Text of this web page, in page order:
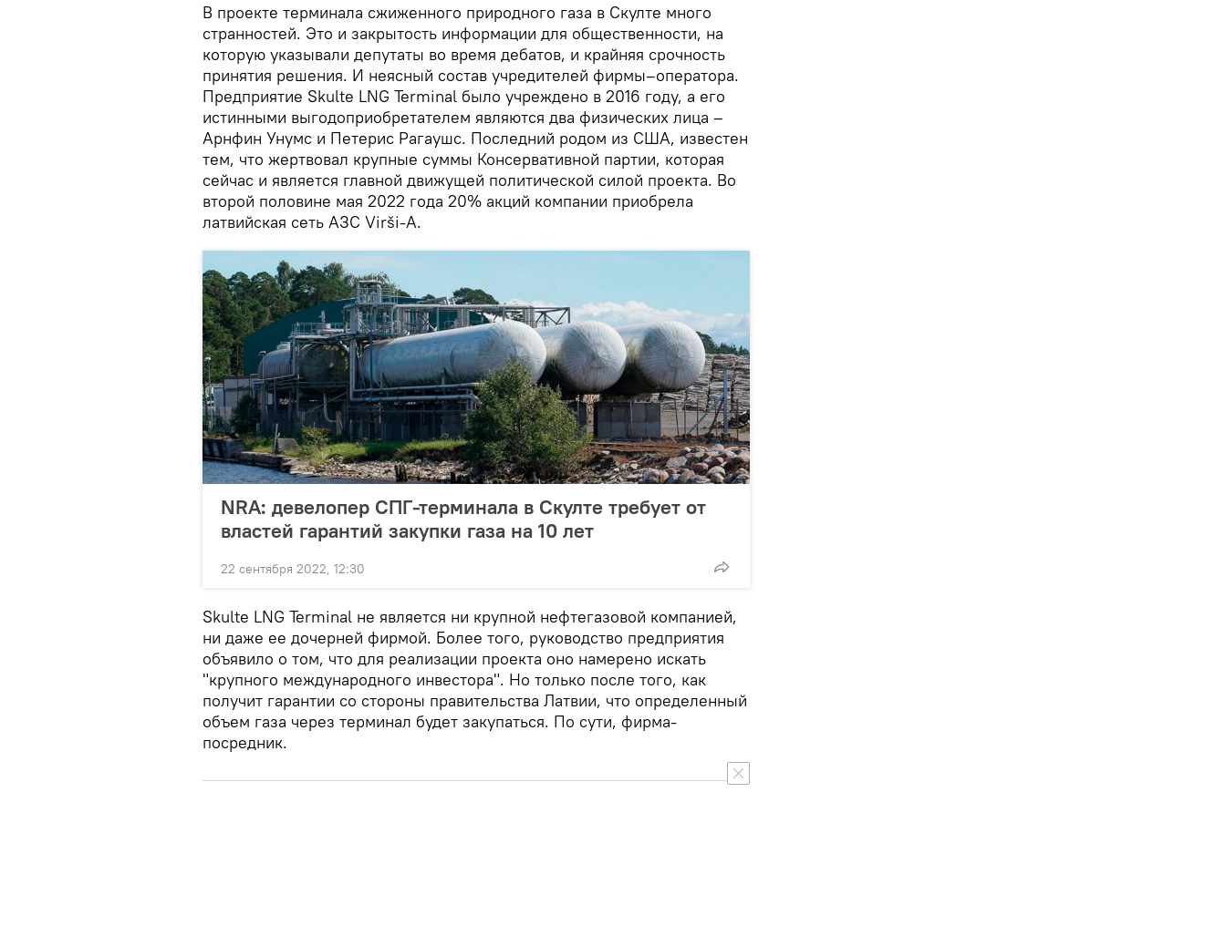
В проекте терминала сжиженного природного газа в Скулте много
странностей. Это и закрытость информации для общественности, на
которую указывали депутаты во время дебатов, и крайняя срочность
принятия решения. И неясный состав учредителей фирмы–оператора.
Предприятие Skulte LNG Terminal было учреждено в 2016 году, а его
истинными выгодоприобретателем являются два физических лица –
Арнфин Унумс и Петерис Рагаушс. Последний родом из США, известен
тем, что жертвовал крупные суммы Консервативной партии, которая
сейчас и является главной движущей политической силой проекта. Во
второй половине мая 2022 года 20% акций компании приобрела
латвийская сеть АЗС Virši-A.
NRA: девелопер СПГ-терминала в Скулте требует от
властей гарантий закупки газа на 10 лет
22 сентября 2022, 12:30
Skulte LNG Terminal не является ни крупной нефтегазовой компанией,
ни даже ее дочерней фирмой. Более того, руководство предприятия
объявило о том, что для реализации проекта оно намерено искать
"крупного международного инвестора". Но только после того, как
получит гарантии со стороны правительства Латвии, что определенный
объем газа через терминал будет закупаться. По сути, фирма-
посредник.